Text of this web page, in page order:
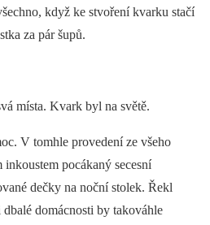
když ke stvoření kvarku stačí
za pár šupů.
místa. Kvark byl na světě.
V tomhle provedení ze všeho
pocákaný secesní
dečky na noční stolek. Řekl
domácnosti by takováhle